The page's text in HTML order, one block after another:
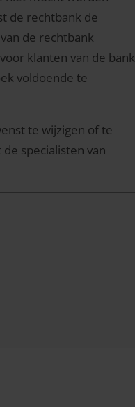
de rechtbank de
de rechtbank
klanten van de bank
voldoende te
te wijzigen of te
specialisten van